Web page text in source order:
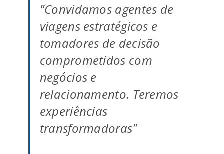
"Convidamos agentes de
viagens estratégicos e
tomadores de decisão
comprometidos com
negócios e
relacionamento. Teremos
experiências
transformadoras"